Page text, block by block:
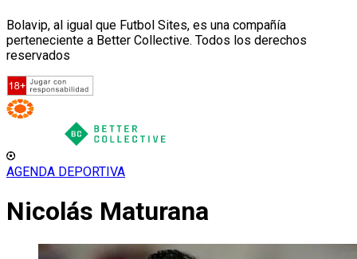
Bolavip, al igual que Futbol Sites, es una compañía
perteneciente a Better Collective. Todos los derechos
reservados
AGENDA DEPORTIVA
Nicolás Maturana